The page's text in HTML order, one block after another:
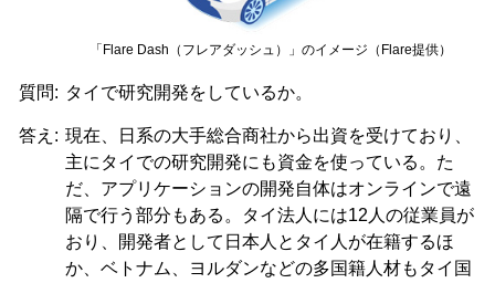
「Flare Dash（フレアダッシュ）」のイメージ（Flare提供）
質問: タイで研究開発をしているか。
答え: 現在、日系の大手総合商社から出資を受けており、
主にタイでの研究開発にも資金を使っている。た
だ、アプリケーションの開発自体はオンラインで遠
隔で行う部分もある。タイ法人には12人の従業員が
おり、開発者として日本人とタイ人が在籍するほ
か、ベトナム、ヨルダンなどの多国籍人材もタイ国